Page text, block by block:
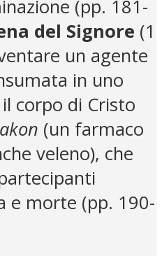
(pp. 181-
del Signore (1
un agente
in uno
corpo di Cristo
(un farmaco
veleno), che
e morte (pp. 190-